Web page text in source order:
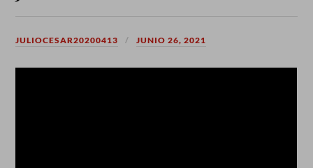
JULIOCESAR20200413 JUNIO 26, 2021